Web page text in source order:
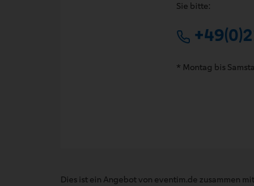
Sie bitte:
* Montag bis
Dies ist ein Angebot von eventim.de zusammen